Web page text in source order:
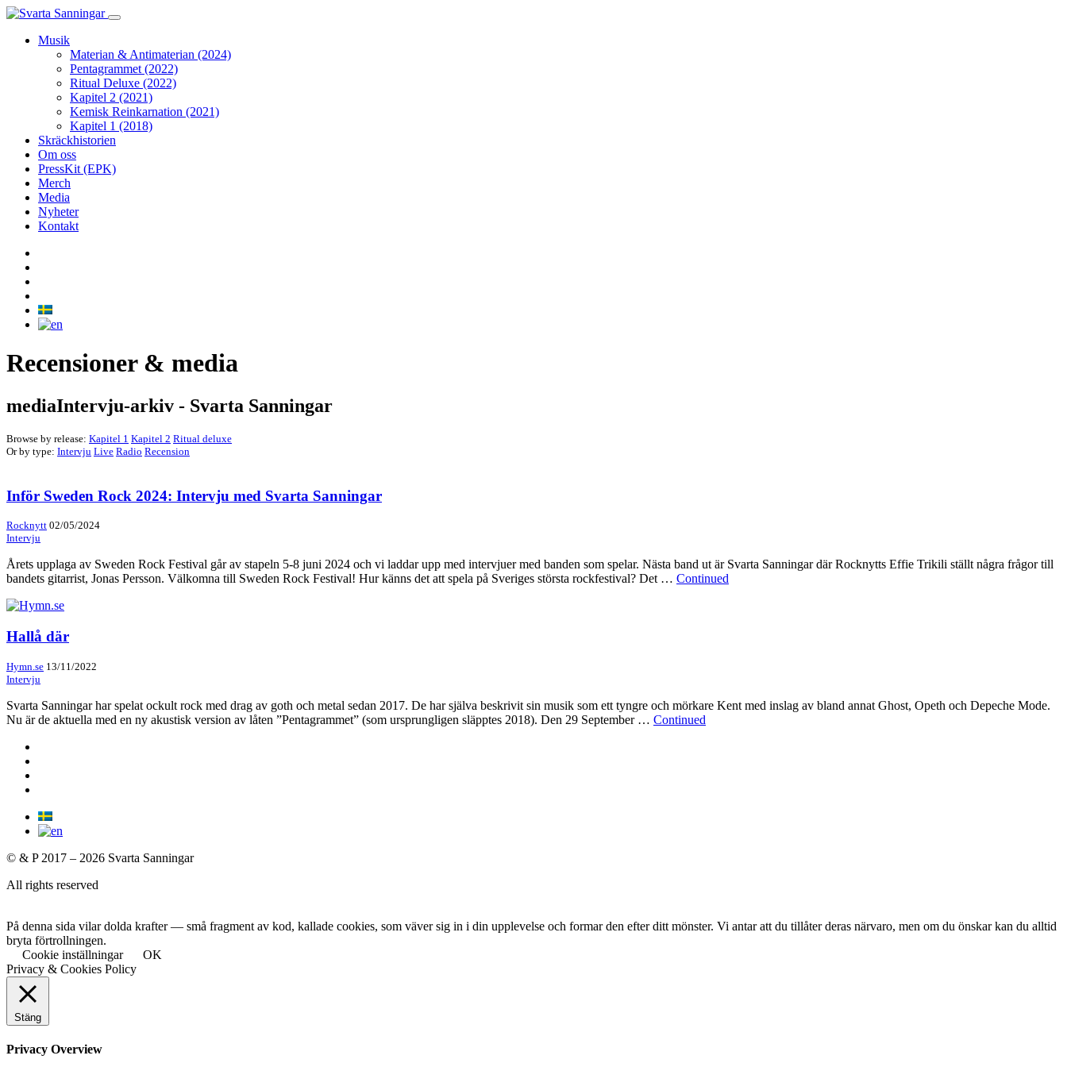
Musik
Materian & Antimaterian (2024)
Pentagrammet (2022)
Ritual Deluxe (2022)
Kapitel 2 (2021)
Kemisk Reinkarnation (2021)
Kapitel 1 (2018)
Skräckhistorien
Om oss
PressKit (EPK)
Merch
Media
Nyheter
Kontakt
Recensioner & media
mediaIntervju-arkiv - Svarta Sanningar
Browse by release: Kapitel 1 Kapitel 2 Ritual deluxe
Or by type: Intervju Live Radio Recension
Inför Sweden Rock 2024: Intervju med Svarta Sanningar
Rocknytt 02/05/2024
Intervju
Årets upplaga av Sweden Rock Festival går av stapeln 5-8 juni 2024 och vi laddar upp med intervjuer med banden som spelar. Nästa band ut är Svarta Sanningar där Rocknytts Effie Trikili ställt några frågor till
bandets gitarrist, Jonas Persson. Välkomna till Sweden Rock Festival! Hur känns det att spela på Sveriges största rockfestival? Det … Continued
Hallå där
Hymn.se 13/11/2022
Intervju
Svarta Sanningar har spelat ockult rock med drag av goth och metal sedan 2017. De har själva beskrivit sin musik som ett tyngre och mörkare Kent med inslag av bland annat Ghost, Opeth och Depeche Mode.
Nu är de aktuella med en ny akustisk version av låten ”Pentagrammet” (som ursprungligen släpptes 2018). Den 29 September … Continued
© & P 2017 – 2026 Svarta Sanningar
All rights reserved
På denna sida vilar dolda krafter — små fragment av kod, kallade cookies, som väver sig in i din upplevelse och formar den efter ditt mönster. Vi antar att du tillåter deras närvaro, men om du önskar kan du alltid
bryta förtrollningen.
Cookie inställningar
OK
Privacy & Cookies Policy
Stäng
Privacy Overview